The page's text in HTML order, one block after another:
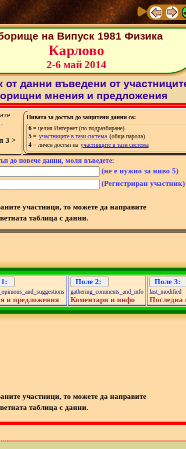
на Випуск 1981 Физика
Карлово
2-6 май 2014
от данни въведени от
мнения и предложения
3 >
Нивата за достъп до защитени данни са:
6 = целия Интернет (по подразбиране)
5 = участниците в тази система (обща парола)
4 = личен достъп на участниците в тази система
до повече данни, моля въведете:
(не е нужно за ниво 5)
(Регистриран участник)
участници, то можете да направите
таблица с данни.
и предложения
gathering_comments_and_info
Коментари и инфо
last_modified
Последна
участници, то можете да направите
таблица с данни.